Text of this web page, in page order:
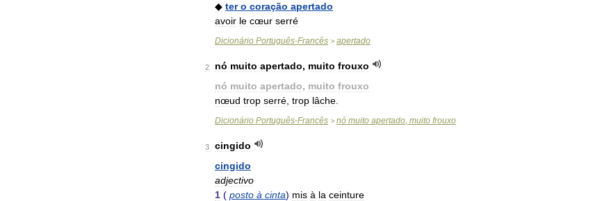
◆ ter o coração apertado
avoir le cœur serré
Dicionário Português-Francês > apertado
2 nó muito apertado, muito frouxo
nó muito apertado, muito frouxo
nœud trop serré trop lâche
Dicionário Português-Francês > nó muito apertado, muito frouxo
3
cingido
cingido
adjectivo
1 ( posto à cinta) mis à la ceinture